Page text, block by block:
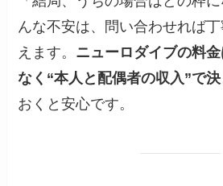
んな不安は、問い合わせれば
えます。 ニューロダイブの料
なく“本人と配偶者の収入”で
おくと安心です。